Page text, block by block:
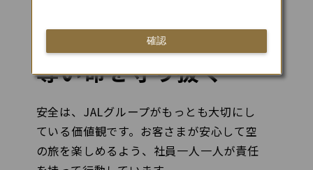
積み重ね、
尊い命を守り抜く
安全は、JALグループがもっとも大切にし
ている価値観です。お客さまが安心して空
の旅を楽しめるよう、社員一人一人が責任
確認